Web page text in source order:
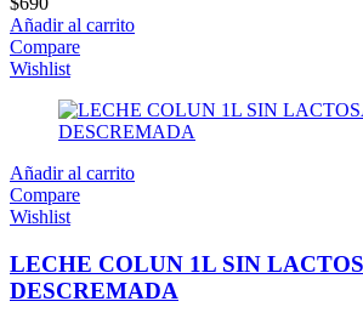
Añadir al carrito
Compare
Wishlist
Añadir al carrito
Compare
Wishlist
LECHE COLUN 1L SIN
DESCREMADA